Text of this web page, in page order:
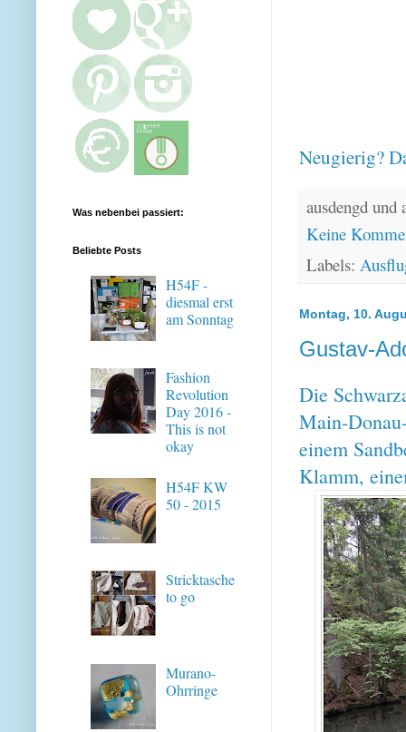
Neugierig?
ausdengd
Keine
Labels:
Montag, 10.
Gustav-
Die
Main-
einem
Klamm,
Was nebenbei passiert:
Beliebte Posts
H54F -
diesmal erst
am Sonntag
Fashion
Revolution
Day 2016 -
This is not
okay
H54F KW
50 - 2015
Stricktasche
to go
Murano-
Ohrringe